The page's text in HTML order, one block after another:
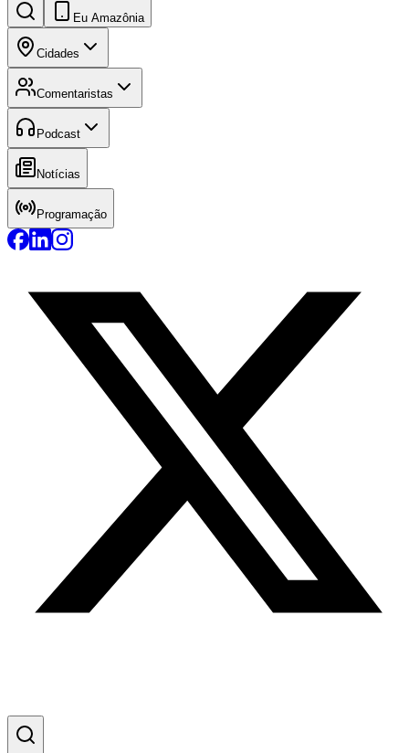
Eu Amazônia
Cidades
Comentaristas
Podcast
Notícias
Programação